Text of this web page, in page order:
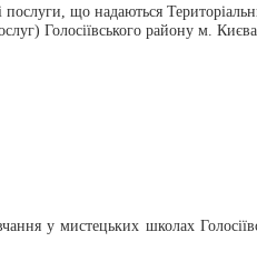
послуги, що надаються
Голосіївського району м.
у мистецьких школах